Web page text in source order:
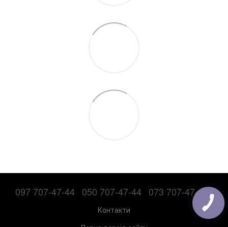
097 707-47-44 050 707-47-44 073 707-47-44
Контакти